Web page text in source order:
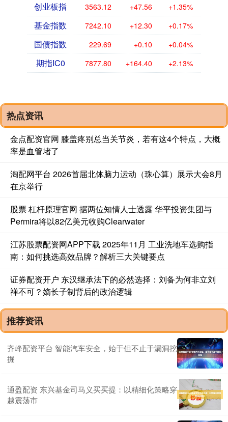
创业板指 3563.12 +47.56 +1.35%
基金指数 7242.10 +12.30 +0.17%
国债指数 229.69 +0.10 +0.04%
期指IC0 7877.80 +164.40 +2.13%
热点资讯
金点配资官网 膝盖疼别总当关节炎，若有这4个特点，大概
率是血管堵了
淘配网平台 2026首届北体脑力运动（珠心算）展示大会8月
在京举行
股票 杠杆原理官网 据两位知情人士透露 华平投资集团与
Permira将以82亿美元收购Clearwater
江苏股票配资网APP下载 2025年11月 工业洗地车选购指
南：如何挑选高效品牌？解析三大关键要点
证券配资开户 东汉继承法下的必然选择：刘备为何非立刘
禅不可？嫡长子制背后的政治逻辑
推荐资讯
齐峰配资平台 智能汽车安全，始于但不止于漏洞挖
掘
通盈配资 东兴基金司马义买买提：以精细化策略穿
越震荡市